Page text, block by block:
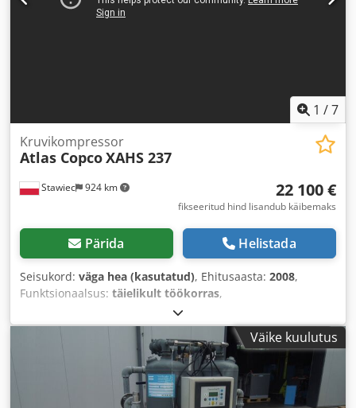
1 /7
Stawiec 924 km
Kruvikompressor
Atlas CopcoXAHS 237
22 100 €
fikseeritud hind lisandub käibemaks
Pärida Helistada
Seisukord: väga hea (kasutatud), Ehitusaasta: 2008,
Funktsionaalsus: täielikult töökorras,
Väike kuulutus